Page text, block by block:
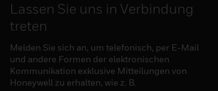
Lassen Sie uns in Verbindung
treten
Melden Sie sich an, um telefonisch, per E-Mail
und andere Formen der elektronischen
Kommunikation exklusive Mitteilungen von
Honeywell zu erhalten, wie z. B.